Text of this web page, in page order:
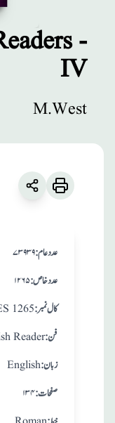
-
IV
M.West
۷۳۹۳۹:عدد عام
۱۲۶۵:عدد خاص
1265 :کال نمبر
Reader :فن
English:زبان
۱۳۴:صفحات